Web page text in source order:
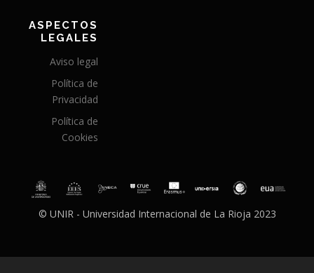
ASPECTOS
LEGALES
Aviso legal
Política de
Privacidad
Política de
Cookies
© UNIR - Universidad Internacional de La Rioja 2023